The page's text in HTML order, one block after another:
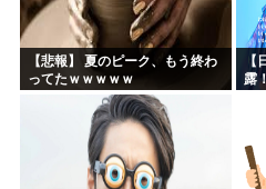
【悲報】 夏のピーク、もう終わ
ってたｗｗｗｗｗ
露